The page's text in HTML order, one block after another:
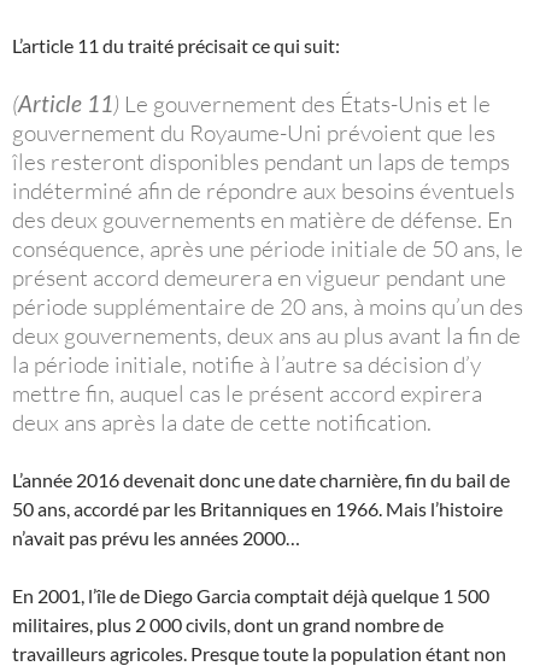
L’article 11 du traité précisait ce qui suit:
(Article 11) Le gouvernement des États-Unis et le
gouvernement du Royaume-Uni prévoient que les
îles resteront disponibles pendant un laps de temps
indéterminé afin de répondre aux besoins éventuels
des deux gouvernements en matière de défense. En
conséquence, après une période initiale de 50 ans, le
présent accord demeurera en vigueur pendant une
période supplémentaire de 20 ans, à moins qu’un des
deux gouvernements, deux ans au plus avant la fin de
la période initiale, notifie à l’autre sa décision d’y
mettre fin, auquel cas le présent accord expirera
deux ans après la date de cette notification.
L’année 2016 devenait donc une date charnière, fin du bail de
50 ans, accordé par les Britanniques en 1966. Mais l’histoire
n’avait pas prévu les années 2000…
En 2001, l’île de Diego Garcia comptait déjà quelque 1 500
militaires, plus 2 000 civils, dont un grand nombre de
travailleurs agricoles. Presque toute la population étant non